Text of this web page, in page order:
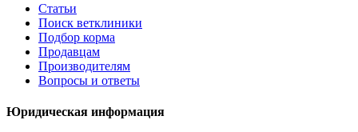
Статьи
Поиск ветклиники
Подбор корма
Продавцам
Производителям
Вопросы и ответы
Юридическая информация